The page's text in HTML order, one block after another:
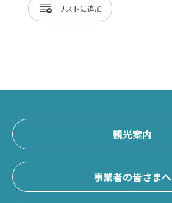
リスト
観光案内
事業者の皆さまへ